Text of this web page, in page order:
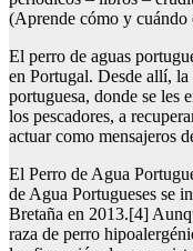
(Aprende cómo y cuándo
El perro de aguas
en Portugal. Desde allí, la
portuguesa, donde se les
los pescadores, a
actuar como mensajeros
El Perro de Agua
de Agua Portugueses se
Bretaña en 2013.[4]
raza de perro